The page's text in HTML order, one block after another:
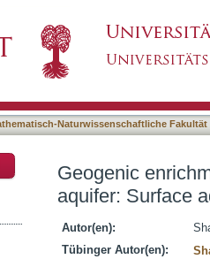
Naturwissenschaftliche Fakultät
Geogenic
aquifer: Surface
Autor(en):
Tübinger Autor(en):